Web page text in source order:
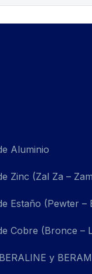
Aluminio
Zinc (Zal Za –
Estaño (Pewter –
Cobre (Bronce –
y